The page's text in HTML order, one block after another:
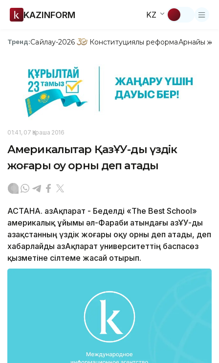
KAZINFORM KZ
Тренд:Сайлау-2026 Конституциялық реформаАрнайы
01:41, 07 Қараша 2016
Америкалықтар ҚазҰУ-ды үздік
жоғары оқу орны деп атады
АСТАНА. ҚазАқпарат - Беделді «The Best School»
америкалық ұйымы әл-Фараби атындағы ҚазҰУ-ды
Қазақстанның үздік жоғары оқу орны деп атады, деп
хабарлайды ҚазАқпарат университеттің баспасөз
қызметіне сілтеме жасай отырып.